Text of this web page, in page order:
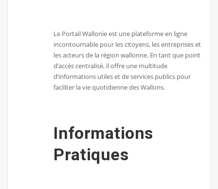
Le Portail Wallonie est une plateforme en ligne
incontournable pour les citoyens, les entreprises et
les acteurs de la région wallonne. En tant que point
d’accès centralisé, il offre une multitude
d’informations utiles et de services publics pour
faciliter la vie quotidienne des Wallons.
Informations
Pratiques